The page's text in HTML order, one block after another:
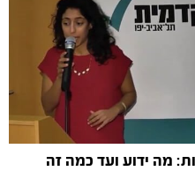
מה ידוע ועד כמה זה